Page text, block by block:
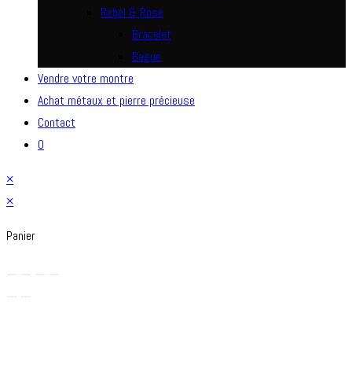
Rebel & Rose
Bracelet
Bague
Vendre votre montre
Achat métaux et pierre précieuse
Contact
0
×
×
Panier